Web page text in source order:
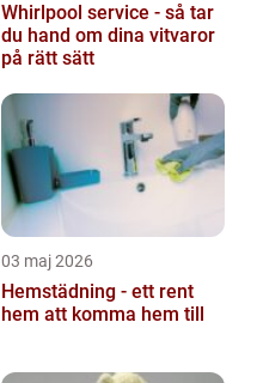
Whirlpool service - så tar
du hand om dina vitvaror
på rätt sätt
03 maj 2026
Hemstädning - ett rent
hem att komma hem till